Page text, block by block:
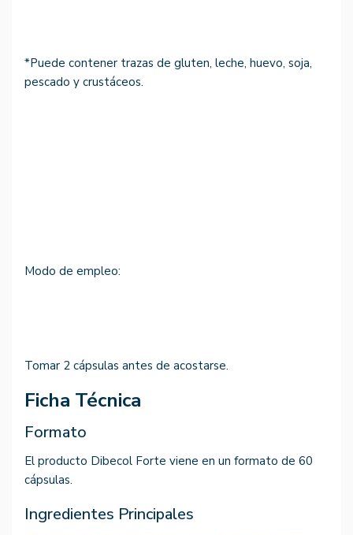
*Puede contener trazas de gluten, leche, huevo, soja,
pescado y crustáceos.
Modo de empleo:
Tomar 2 cápsulas antes de acostarse.
Ficha Técnica
Formato
El producto Dibecol Forte viene en un formato de 60
cápsulas.
Ingredientes Principales